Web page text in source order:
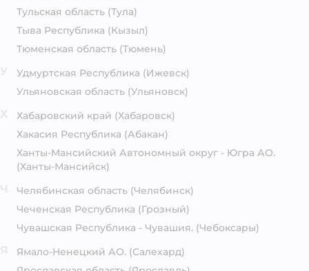
Тульская область (Тула)
Тыва Республика (Кызыл)
Тюменская область (Тюмень)
Удмуртская Республика (Ижевск)
Ульяновская область (Ульяновск)
Хабаровский край (Хабаровск)
Хакасия Республика (Абакан)
Ханты-Мансийский Автономный округ - Югра АО.
(Ханты-Мансийск)
Челябинская область (Челябинск)
Чеченская Республика (Грозный)
Чувашская Республика - Чувашия. (Чебоксары)
Ямало-Ненецкий АО. (Салехард)